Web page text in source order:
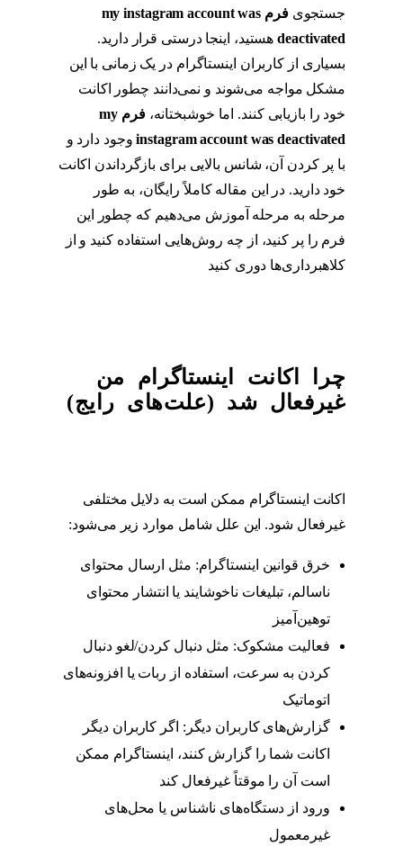
جستجویفرم my instagram account was
deactivated هستید، اینجا درستی قرار دارید.
بسیاری از کاربران اینستاگرام در یک زمانی با این
مشکل مواجه می‌شوند و نمی‌دانند چطور اکانت
خود را بازیابی کنند. اما خوشبختانه،فرم my
instagram account was deactivatedوجود دارد و
با پر کردن آن، شانس بالایی برای بازگرداندن اکانت
خود دارید. در این مقاله کاملاً رایگان، به طور
مرحله به مرحله آموزش می‌دهیم که چطور این
فرم را پر کنید، از چه روش‌هایی استفاده کنید و از
کلاهبرداری‌ها دوری کنید
چرا اکانت اینستاگرام من
غیرفعال شد (علت‌های رایج)
اکانت اینستاگرام ممکن است به دلایل مختلفی
غیرفعال شود. این علل شامل موارد زیر می‌شود:
خرق قوانین اینستاگرام: مثل ارسال محتوای
ناسالم، تبلیغات ناخوشایند یا انتشار محتوای
توهین‌آمیز
فعالیت مشکوک: مثل دنبال کردن/لغو دنبال
کردن به سرعت، استفاده از ربات یا افزونه‌های
اتوماتیک
گزارش‌های کاربران دیگر: اگر کاربران دیگر
اکانت شما را گزارش کنند، اینستاگرام ممکن
است آن را موقتاً غیرفعال کند
ورود از دستگاه‌های ناشناس یا محل‌های
غیرمعمول